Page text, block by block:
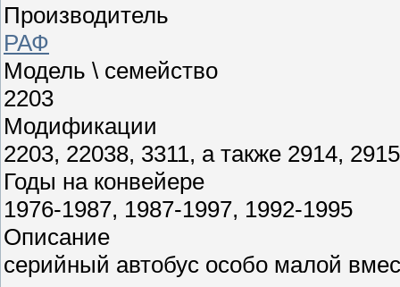
Производитель
РАФ
Модель \ семейство
2203
Модификации
2203, 22038, 3311, а также 2914,
Годы на конвейере
1976-1987, 1987-1997, 1992-1995
Описание
серийный автобус особо малой